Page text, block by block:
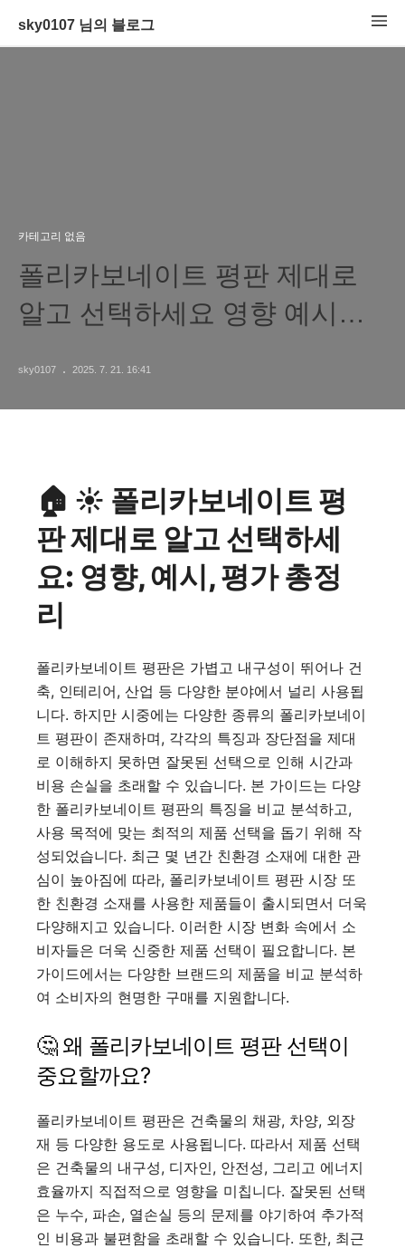
sky0107 님의 블로그
카테고리 없음
폴리카보네이트 평판 제대로
알고 선택하세요 영향 예시
sky0107 2025. 7. 21. 16:41
🏠 ☀️ 폴리카보네이트 평
판 제대로 알고 선택하세
요: 영향, 예시, 평가 총정
리
폴리카보네이트 평판은 가볍고 내구성이 뛰어나 건
축, 인테리어, 산업 등 다양한 분야에서 널리 사용됩
니다. 하지만 시중에는 다양한 종류의 폴리카보네이
트 평판이 존재하며, 각각의 특징과 장단점을 제대
로 이해하지 못하면 잘못된 선택으로 인해 시간과
비용 손실을 초래할 수 있습니다. 본 가이드는 다양
한 폴리카보네이트 평판의 특징을 비교 분석하고,
사용 목적에 맞는 최적의 제품 선택을 돕기 위해 작
성되었습니다. 최근 몇 년간 친환경 소재에 대한 관
심이 높아짐에 따라, 폴리카보네이트 평판 시장 또
한 친환경 소재를 사용한 제품들이 출시되면서 더욱
다양해지고 있습니다. 이러한 시장 변화 속에서 소
비자들은 더욱 신중한 제품 선택이 필요합니다. 본
가이드에서는 다양한 브랜드의 제품을 비교 분석하
여 소비자의 현명한 구매를 지원합니다.
🤔 왜 폴리카보네이트 평판 선택이
중요할까요?
폴리카보네이트 평판은 건축물의 채광, 차양, 외장
재 등 다양한 용도로 사용됩니다. 따라서 제품 선택
은 건축물의 내구성, 디자인, 안전성, 그리고 에너지
효율까지 직접적으로 영향을 미칩니다. 잘못된 선택
은 누수, 파손, 열손실 등의 문제를 야기하여 추가적
인 비용과 불편함을 초래할 수 있습니다. 또한, 최근